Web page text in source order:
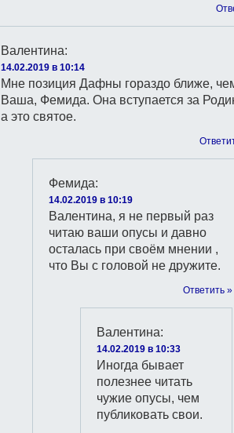
Валентина:
14.02.2019 в 10:14
Мне позиция Дафны гораздо ближе,
Ваша, Фемида. Она вступается за
а это святое.
Фемида:
14.02.2019 в 10:19
Валентина, я не первый раз
читаю ваши опусы и давно
осталась при своём мнении ,
что Вы с головой не дружите.
Ответить »
Валентина:
14.02.2019 в 10:33
Иногда бывает
полезнее читать
чужие опусы, чем
публиковать свои.